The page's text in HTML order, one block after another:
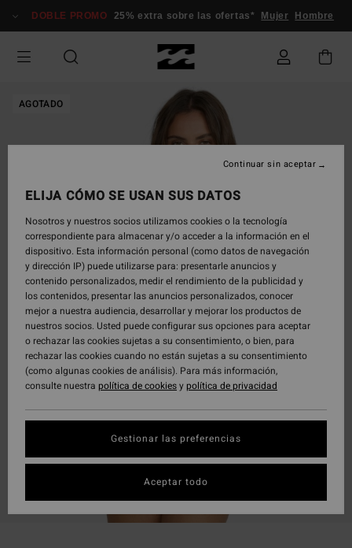
información
DOBLE PROMO 25% extra sobre las ofertas* Mujer Hombre
AGOTADO
ELIJA CÓMO SE USAN SUS DATOS
Nosotros y nuestros socios utilizamos cookies o la tecnología
correspondiente para almacenar y/o acceder a la información en el
dispositivo. Esta información personal (como datos de navegación
y dirección IP) puede utilizarse para: presentarle anuncios y
contenido personalizados, medir el rendimiento de la publicidad y
los contenidos, presentar las anuncios personalizados, conocer
mejor a nuestra audiencia, desarrollar y mejorar los productos de
nuestros socios. Usted puede configurar sus opciones para aceptar
o rechazar las cookies sujetas a su consentimiento, o bien, para
rechazar las cookies cuando no están sujetas a su consentimiento
(como algunas cookies de análisis). Para más información,
consulte nuestra política de cookiesypolítica de privacidad
Gestionar las preferencias
Continuar sin aceptar
Aceptar todo